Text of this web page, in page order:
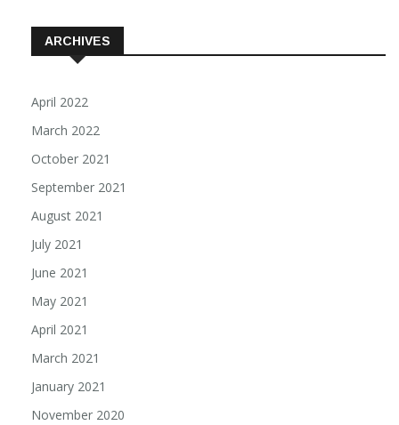
ARCHIVES
April 2022
March 2022
October 2021
September 2021
August 2021
July 2021
June 2021
May 2021
April 2021
March 2021
January 2021
November 2020